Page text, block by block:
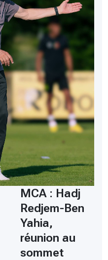
MCA : Hadj
Redjem-Ben
Yahia,
réunion au
sommet